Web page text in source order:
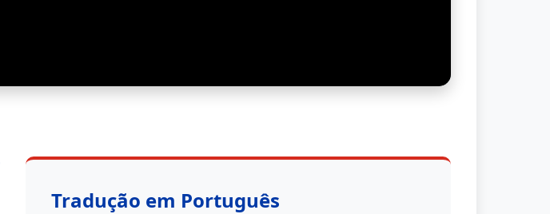
Tradução em Português